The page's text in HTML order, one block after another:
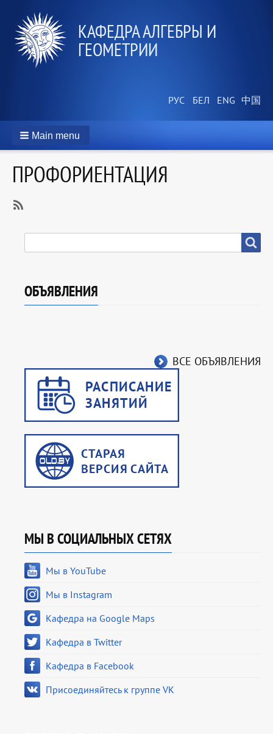
КАФЕДРА АЛГЕБРЫ И
ГЕОМЕТРИИ
Main menu
ПРОФОРИЕНТАЦИЯ
Профориентация
ОБЪЯВЛЕНИЯ
ВСЕ ОБЪЯВЛЕНИЯ
МЫ В СОЦИАЛЬНЫХ СЕТЯХ
Мы в YouTube
Мы в Instagram
Кафедра на Google Maps
Кафедра в Twitter
Кафедра в Facebook
Присоединяйтесь к группе VK